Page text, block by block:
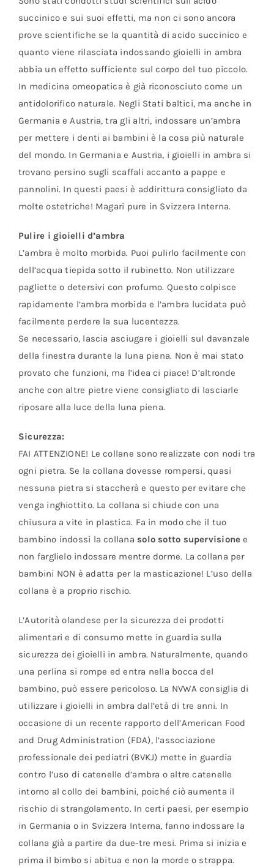
succinico e sui suoi effetti, ma non ci sono ancora
prove scientifiche se la quantità di acido succinico e
quanto viene rilasciata indossando gioielli in ambra
abbia un effetto sufficiente sul corpo del tuo piccolo.
In medicina omeopatica è già riconosciuto come un
antidolorifico naturale. Negli Stati baltici, ma anche in
Germania e Austria, tra gli altri, indossare un’ambra
per mettere i denti ai bambini è la cosa più naturale
del mondo. In Germania e Austria, i gioielli in ambra si
trovano persino sugli scaffali accanto a pappe e
pannolini. In questi paesi è addirittura consigliato da
molte ostetriche! Magari pure in Svizzera Interna.
Pulire i gioielli d’ambra
L’ambra è molto morbida. Puoi pulirlo facilmente con
dell’acqua tiepida sotto il rubinetto. Non utilizzare
pagliette o detersivi con profumo. Questo colpisce
rapidamente l’ambra morbida e l’ambra lucidata può
facilmente perdere la sua lucentezza.
Se necessario, lascia asciugare i gioielli sul davanzale
della finestra durante la luna piena. Non è mai stato
provato che funzioni, ma l’idea ci piace! D’altronde
anche con altre pietre viene consigliato di lasciarle
riposare alla luce della luna piena.
Sicurezza:
FAI ATTENZIONE! Le collane sono realizzate con nodi tra
ogni pietra. Se la collana dovesse rompersi, quasi
nessuna pietra si staccherà e questo per evitare che
venga inghiottito. La collana si chiude con una
chiusura a vite in plastica. Fa in modo che il tuo
bambino indossi la collana solo sotto supervisione e
non farglielo indossare mentre dorme. La collana per
bambini NON è adatta per la masticazione! L’uso della
collana è a proprio rischio.
L’Autorità olandese per la sicurezza dei prodotti
alimentari e di consumo mette in guardia sulla
sicurezza dei gioielli in ambra. Naturalmente, quando
una perlina si rompe ed entra nella bocca del
bambino, può essere pericoloso. La NVWA consiglia di
utilizzare i gioielli in ambra dall’età di tre anni. In
occasione di un recente rapporto dell’American Food
and Drug Administration (FDA), l’associazione
professionale dei pediatri (BVKJ) mette in guardia
contro l’uso di catenelle d’ambra o altre catenelle
intorno al collo dei bambini, poiché ciò aumenta il
rischio di strangolamento. In certi paesi, per esempio
in Germania o in Svizzera Interna, fanno indossare la
collana già a partire da due-tre mesi. Prima si inizia e
prima il bimbo si abitua e non la morde o strappa.